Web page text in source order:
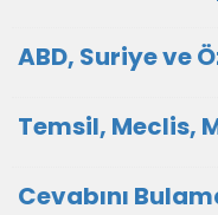
ABD, Suriye ve
Temsil, Meclis,
Cevabını